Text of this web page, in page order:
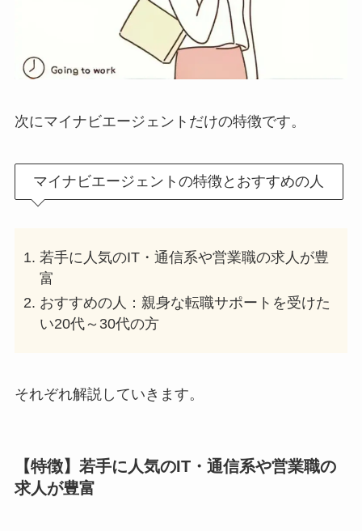
次にマイナビエージェントだけの特徴です。
マイナビエージェントの特徴とおすすめの人
若手に人気のIT・通信系や営業職の求人が豊
富
おすすめの人：親身な転職サポートを受けた
い20代～30代の方
それぞれ解説していきます。
【特徴】若手に人気のIT・通信系や営業職の
求人が豊富